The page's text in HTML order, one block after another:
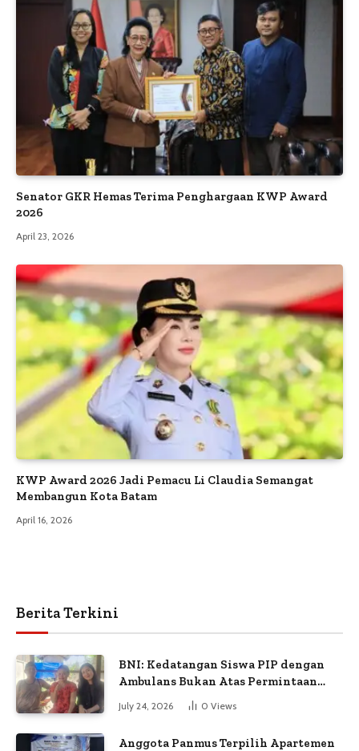
Senator GKR Hemas Terima Penghargaan KWP Award
2026
April 23, 2026
KWP Award 2026 Jadi Pemacu Li Claudia Semangat
Membangun Kota Batam
April 16, 2026
Berita Terkini
BNI: Kedatangan Siswa PIP dengan
Ambulans Bukan Atas Permintaan
July 24, 2026 0 Views
Anggota Panmus Terpilih Apartemen